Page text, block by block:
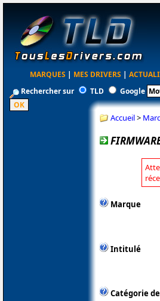
MARQUES | MES DRIVERS |
Rechercher sur
TLD Google
Accueil>
Marque
Intitulé
Catégorie